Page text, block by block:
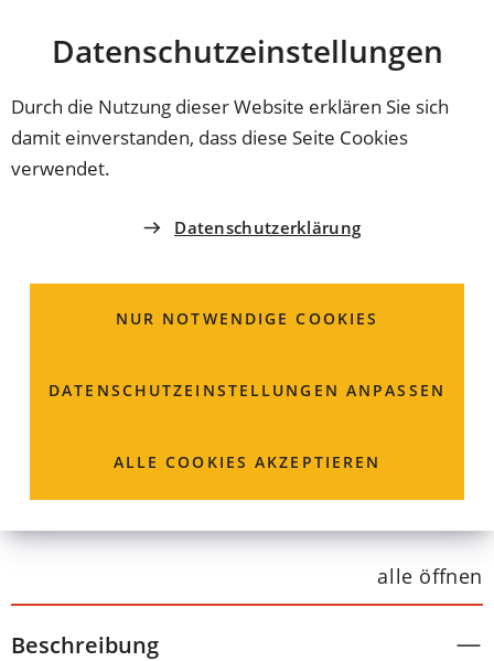
Datenschutz­einstellungen
Durch die Nutzung dieser Website erklären Sie sich
damit einverstanden, dass diese Seite Cookies
verwendet.
Datenschutzerklärung
NUR NOTWENDIGE COOKIES
DATENSCHUTZ­EINSTELLUNGEN ANPASSEN
ALLE COOKIES AKZEPTIEREN
INHALT ANSPRINGEN
Coburg
Beantragung der
Bestellung als
sachkundiger
Versteigerer
alle öffnen
Beschreibung